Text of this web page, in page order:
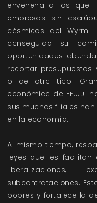
envenena a los que
empresas sin
cósmicos del Wyrm.
conseguido su
oportunidades
recortar presupuestos
o de otro tipo.
económica de EE.UU.
sus muchas filiales
en la economía.
Al mismo tiempo,
leyes que les facilitan
liberalizaciones,
subcontrataciones.
pobres y fortalece la